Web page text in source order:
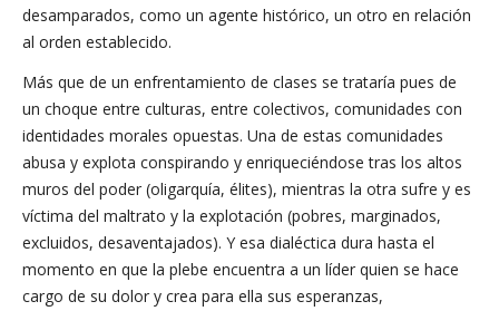
desamparados, como un agente histórico, un otro en relación
al orden establecido.
Más que de un enfrentamiento de clases se trataría pues de
un choque entre culturas, entre colectivos, comunidades con
identidades morales opuestas. Una de estas comunidades
abusa y explota conspirando y enriqueciéndose tras los altos
muros del poder (oligarquía, élites), mientras la otra sufre y es
víctima del maltrato y la explotación (pobres, marginados,
excluidos, desaventajados). Y esa dialéctica dura hasta el
momento en que la plebe encuentra a un líder quien se hace
cargo de su dolor y crea para ella sus esperanzas,